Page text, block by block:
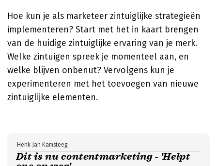
Hoe kun je als marketeer zintuiglijke strategieën
implementeren? Start met het in kaart brengen
van de huidige zintuiglijke ervaring van je merk.
Welke zintuigen spreek je momenteel aan, en
welke blijven onbenut? Vervolgens kun je
experimenteren met het toevoegen van nieuwe
zintuiglijke elementen.
Dit is nu contentmarketing - 'Helpt
Henk Jan Kamsteeg